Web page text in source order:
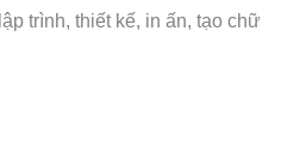
trình, thiết kế, in ấn, tạo chữ